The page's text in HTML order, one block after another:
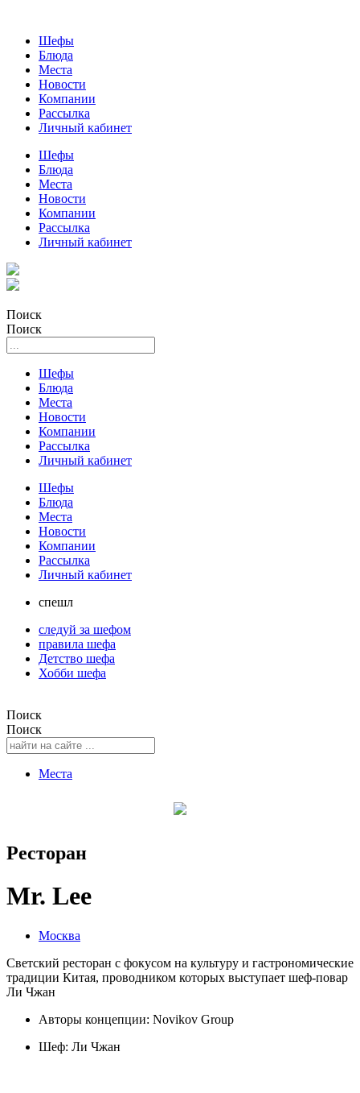
Шефы
Блюда
Места
Новости
Компании
Рассылка
Личный кабинет
Шефы
Блюда
Места
Новости
Компании
Рассылка
Личный кабинет
Поиск
Поиск
Шефы
Блюда
Места
Новости
Компании
Рассылка
Личный кабинет
Шефы
Блюда
Места
Новости
Компании
Рассылка
Личный кабинет
спешл
следуй за шефом
правила шефа
Детство шефа
Хобби шефа
Поиск
Поиск
Места
Ресторан
Mr. Lee
Москва
Светский ресторан с фокусом на культуру и гастрономические
традиции Китая, проводником которых выступает шеф-повар
Ли Чжан
Авторы концепции: Novikov Group
Шеф: Ли Чжан